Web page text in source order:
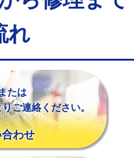
）
38,500円
16,500円
現場見積
です。
れ
たは
ご連絡ください。
わせ